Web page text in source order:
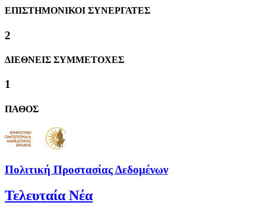
ΕΠΙΣΤΗΜΟΝΙΚΟΙ ΣΥΝΕΡΓΑΤΕΣ
2
ΔΙΕΘΝΕΙΣ ΣΥΜΜΕΤΟΧΕΣ
1
ΠΑΘΟΣ
Πολιτική Προστασίας Δεδομένων
Τελευταία Νέα